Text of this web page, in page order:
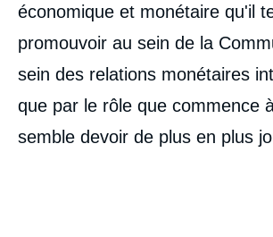
économique et monétaire qu'il
promouvoir au sein de la
sein des relations monétaires
que par le rôle que commence
semble devoir de plus en plus